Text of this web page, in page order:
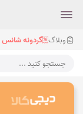
وبلاگ گردونه شانس
جستجو کنید ...